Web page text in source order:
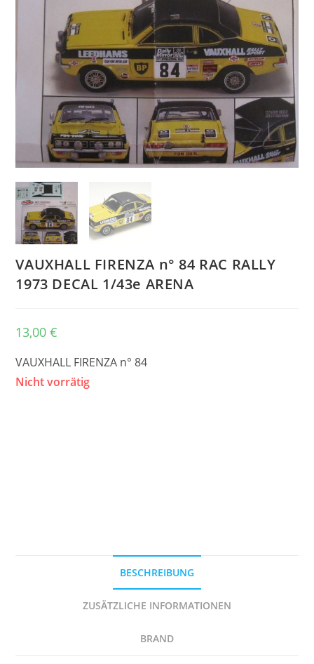
VAUXHALL FIRENZA n° 84 RAC RALLY
1973 DECAL 1/43e ARENA
13,00€
VAUXHALL FIRENZA n° 84
Nicht vorrätig
BESCHREIBUNG
ZUSÄTZLICHE INFORMATIONEN
BRAND